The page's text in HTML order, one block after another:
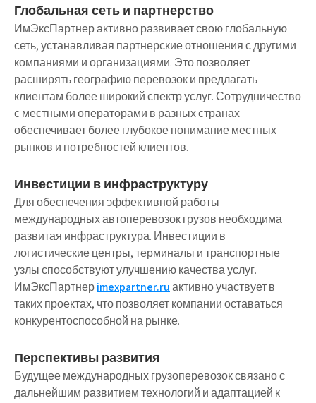
Глобальная сеть и партнерство
ИмЭксПартнер активно развивает свою глобальную
сеть, устанавливая партнерские отношения с другими
компаниями и организациями. Это позволяет
расширять географию перевозок и предлагать
клиентам более широкий спектр услуг. Сотрудничество
с местными операторами в разных странах
обеспечивает более глубокое понимание местных
рынков и потребностей клиентов.
Инвестиции в инфраструктуру
Для обеспечения эффективной работы
международных автоперевозок грузов необходима
развитая инфраструктура. Инвестиции в
логистические центры, терминалы и транспортные
узлы способствуют улучшению качества услуг.
ИмЭксПартнерimexpartner.ruактивно участвует в
таких проектах, что позволяет компании оставаться
конкурентоспособной на рынке.
Перспективы развития
Будущее международных грузоперевозок связано с
дальнейшим развитием технологий и адаптацией к